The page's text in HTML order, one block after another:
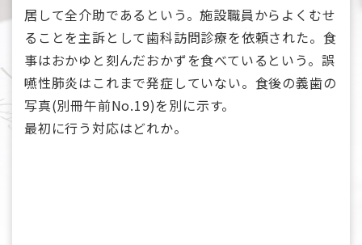
居して全介助であるという。施設職員からよくむせ
ることを主訴として歯科訪問診療を依頼された。食
事はおかゆと刻んだおかずを食べているという。誤
嚥性肺炎はこれまで発症していない。食後の義歯の
写真(別冊午前No.19)を別に示す。
最初に行う対応はどれか。